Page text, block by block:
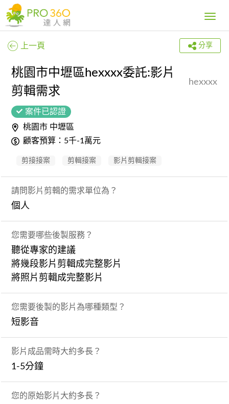
Toggle
上一頁 分享
桃園市中壢區hexxxx委託:影片
剪輯需求
hexxxx
案件已認證
桃園市 中壢區
顧客預算：5千-1萬元
剪接接案 剪輯接案 影片剪輯接案
請問影片剪輯的需求單位為？
個人
您需要哪些後製服務？
聽從專家的建議
將幾段影片剪輯成完整影片
將照片剪輯成完整影片
您需要後製的影片為哪種類型？
短影音
影片成品需時大約多長？
1-5分鐘
您的原始影片大約多長？